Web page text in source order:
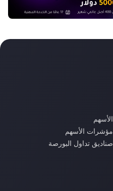
الأسهم
مؤشرات الأسهم
صناديق تداول البورصة